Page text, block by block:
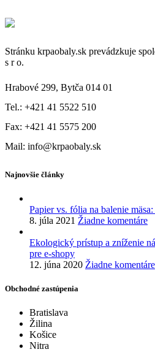
Stránku krpaobaly.sk prevádzkuje
s r o.
Hrabové 299, Bytča 014 01
Tel.: +421 41 5522 510
Fax: +421 41 5575 200
Mail: info@krpaobaly.sk
Najnovšie články
Papier vs. fólia na balenie
8. júla 2021 Žiadne komentáre
Ekologický prístup a zníženie
pre e-shopy
12. júna 2020 Žiadne komentáre
Obchodné zastúpenia
Bratislava
Žilina
Košice
Nitra